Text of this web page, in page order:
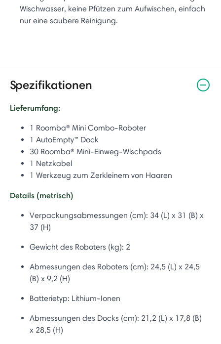
Wischwasser, keine Pfützen zum Aufwischen, einfach
nur eine saubere Reinigung.
Spezifikationen
Lieferumfang:
1 Roomba® Mini Combo-Roboter
1 AutoEmpty™ Dock
30 Roomba® Mini-Einweg-Wischpads
1 Netzkabel
1 Werkzeug zum Zerkleinern von Haaren
Details (metrisch)
Verpackungsabmessungen (cm): 34 (L) x 31 (B) x
37 (H)
Gewicht des Roboters (kg): 2
Abmessungen des Roboters (cm): 24,5 (L) x 24,5
(B) x 9,2 (H)
Batterietyp: Lithium-Ionen
Abmessungen des Docks (cm): 21,2 (L) x 17,8 (B)
x 28,5 (H)